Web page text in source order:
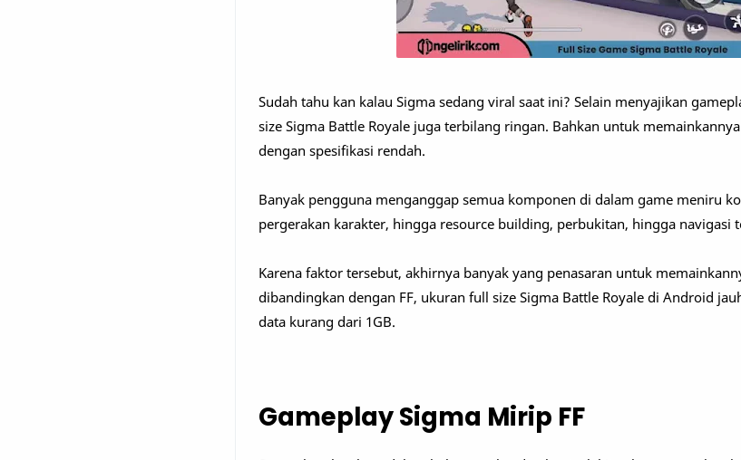
Sudah tahu kan kalau Sigma sedang viral saat ini? Selain menyajikan
size Sigma Battle Royale juga terbilang ringan. Bahkan untuk
dengan spesifikasi rendah.
Banyak pengguna menganggap semua komponen di dalam game meniru
pergerakan karakter, hingga resource building, perbukitan, hingga navigasi
Karena faktor tersebut, akhirnya banyak yang penasaran untuk
dibandingkan dengan FF, ukuran full size Sigma Battle Royale di Android
data kurang dari 1GB.
Gameplay Sigma Mirip FF